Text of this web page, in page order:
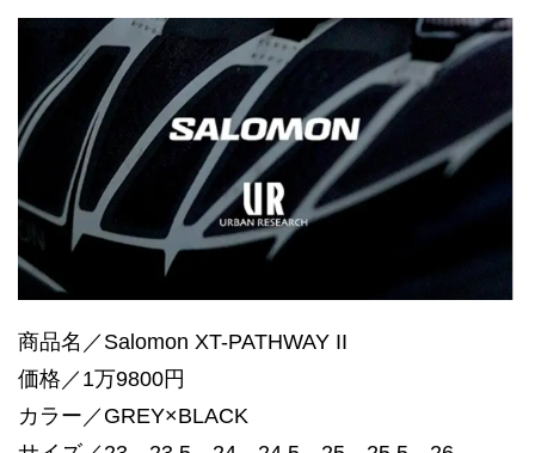
商品名／Salomon XT-PATHWAY II
価格／1万9800円
カラー／GREY×BLACK